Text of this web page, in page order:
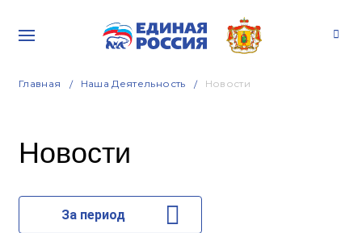
Главная Наша Деятельность Новости
Новости
За период